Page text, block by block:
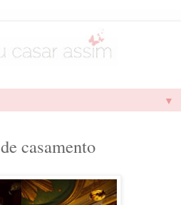
▼
casamento